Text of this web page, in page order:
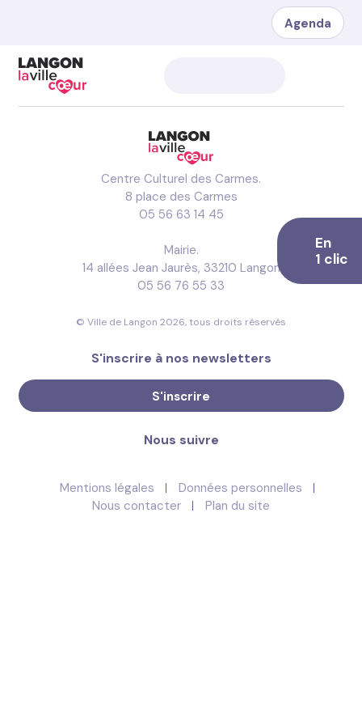
Agenda
En
1 clic
Centre Culturel des Carmes.
8 place des Carmes
05 56 63 14 45
Mairie.
14 allées Jean Jaurès, 33210 Langon
05 56 76 55 33
© Ville de Langon 2026, tous droits réservés
S'inscrire à nos newsletters
S'inscrire
Nous suivre
Mentions légales
Données personnelles
Nous contacter
Plan du site